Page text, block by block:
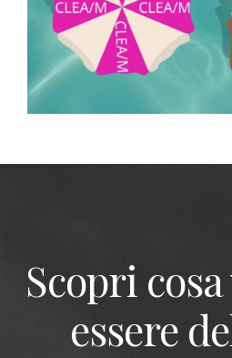
Scopri
essere